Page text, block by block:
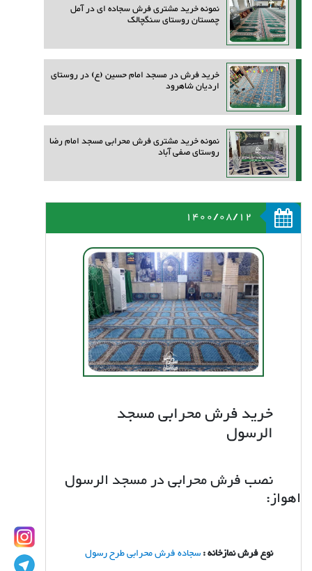
نمونه خرید مشتری فرش سجاده ای در آمل
چمستان روستای سنگچالک
خرید فرش در مسجد امام حسین (ع) در روستای
اردیان شاهرود
نمونه خرید مشتری فرش محرابی مسجد امام رضا
روستای صفی آباد
1400/08/12
خرید فرش محرابی مسجد
الرسول
نصب فرش محرابی در مسجد الرسول
اهواز:
نوع فرش نمازخانه :سجاده فرش محرابی طرحرسول